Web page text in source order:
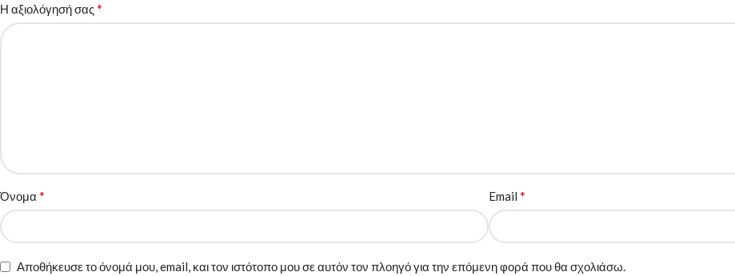
Η αξιολόγησή σας*
Όνομα * Email *
Αποθήκευσε το όνομά μου, email, και τον ιστότοπο μου σε αυτόν τον πλοηγό για την επόμενη φορά που θα σχολιάσω.